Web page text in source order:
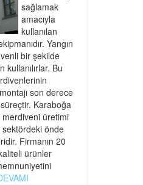
sağlamak
amacıyla
kullanılan
Yangın
bir şekilde
kullanılırlar. Bu
son derece
Karaboğa
merdiveni üretimi
sektördeki önde
Firmanın 20
ürünler